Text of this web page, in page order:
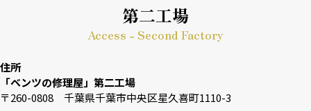
第二工場
Access - Second Factory
住所
「ベンツの修理屋」第二工場
〒260-0808 千葉県千葉市中央区星久喜町1110-3